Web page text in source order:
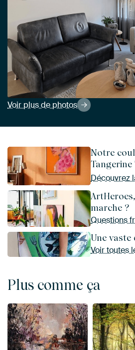
Voir plus de photos
Notre
Tangerine
Découvrez
marche ?
Questions
Une
Voir toutes
Plus comme ça